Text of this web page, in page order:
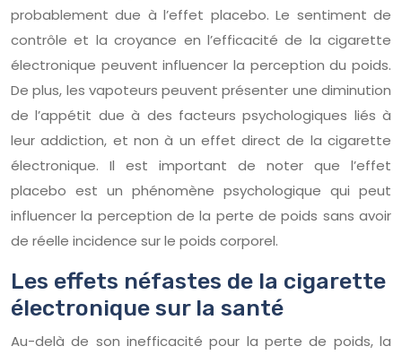
probablement due à l’effet placebo. Le sentiment de
contrôle et la croyance en l’efficacité de la cigarette
électronique peuvent influencer la perception du poids.
De plus, les vapoteurs peuvent présenter une diminution
de l’appétit due à des facteurs psychologiques liés à
leur addiction, et non à un effet direct de la cigarette
électronique. Il est important de noter que l’effet
placebo est un phénomène psychologique qui peut
influencer la perception de la perte de poids sans avoir
de réelle incidence sur le poids corporel.
Les effets néfastes de la cigarette
électronique sur la santé
Au-delà de son inefficacité pour la perte de poids, la